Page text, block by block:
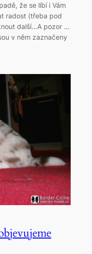
že se líbí i Vám
radost (třeba pod
další…A pozor …
v něm zaznačeny